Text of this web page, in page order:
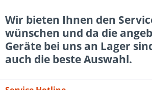
Wir bieten Ihnen den
wünschen und da die
Geräte bei uns an Lager
auch die beste Auswahl.